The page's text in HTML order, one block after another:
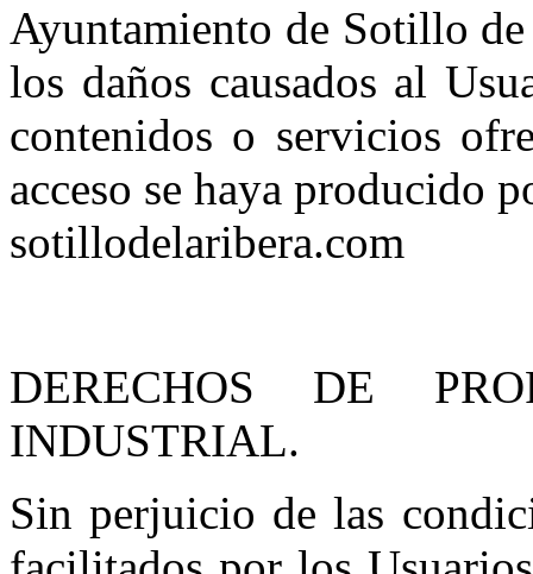
Ayuntamiento de Sotillo
los daños causados al
contenidos o servicios
acceso se haya producido
sotillodelaribera.com
DERECHOS DE
INDUSTRIAL.
Sin perjuicio de las